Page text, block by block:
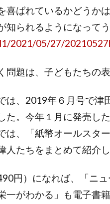
喜ばれているかどうか
られるようになってう
2021/05/27/
問題は、子どもたちの
、2019年６月号で津
た。今年１月に発売し
は、「紙幣オールスタ
たちをまとめて紹介
円）になれば、「ニ
一がわかる」も電子書